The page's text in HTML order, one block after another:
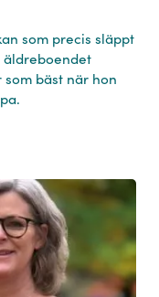
som precis släppt
äldreboendet
bäst när hon